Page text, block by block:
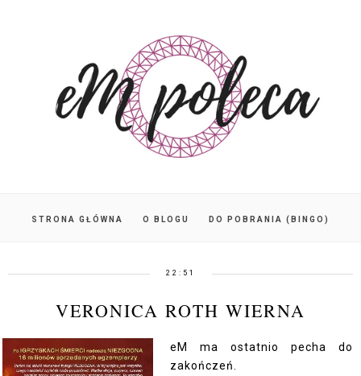
STRONA GŁÓWNA O BLOGU DO POBRANIA (BINGO)
22:51
VERONICA ROTH WIERNA
eM ma ostatnio pecha do
zakończeń.